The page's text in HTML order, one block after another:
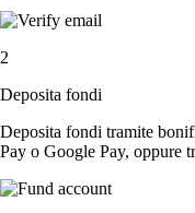
2
Deposita fondi
Deposita fondi tramite
Pay o Google Pay, oppure